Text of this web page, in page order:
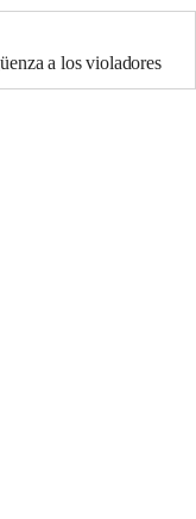
a los violadores